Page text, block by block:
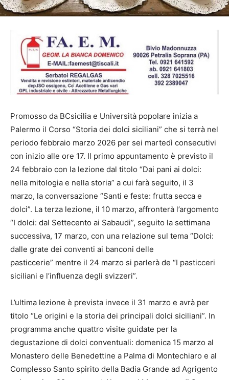
Promosso da BCsicilia e Università popolare inizia a
Palermo il Corso “Storia dei dolci siciliani” che si terrà nel
periodo febbraio marzo 2026 per sei martedì consecutivi
con inizio alle ore 17. Il primo appuntamento è previsto il
24 febbraio con la lezione dal titolo “Dai pani ai dolci:
nella mitologia e nella storia” a cui farà seguito, il 3
marzo, la conversazione “Santi e feste: frutta secca e
dolci”. La terza lezione, il 10 marzo, affronterà l’argomento
“I dolci: dal Settecento ai Sabaudi”, seguito la settimana
successiva, 17 marzo, con una relazione sul tema “Dolci:
dalle grate dei conventi ai banconi delle
pasticcerie” mentre il 24 marzo si parlerà de “I pasticceri
siciliani e l’influenza degli svizzeri”.
L’ultima lezione è prevista invece il 31 marzo e avrà per
titolo “Le origini e la storia dei principali dolci siciliani”. In
programma anche quattro visite guidate per la
degustazione di dolci conventuali: domenica 15 marzo al
Monastero delle Benedettine a Palma di Montechiaro e al
Complesso Santo spirito della Badia Grande ad Agrigento